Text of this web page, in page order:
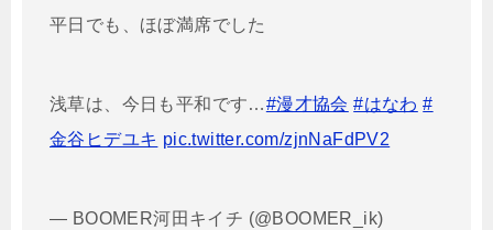
平日でも、ほぼ満席でした
浅草は、今日も平和です…#漫才協会 #はなわ #
金谷ヒデユキ pic.twitter.com/zjnNaFdPV2
— BOOMER河田キイチ (@BOOMER_ik)